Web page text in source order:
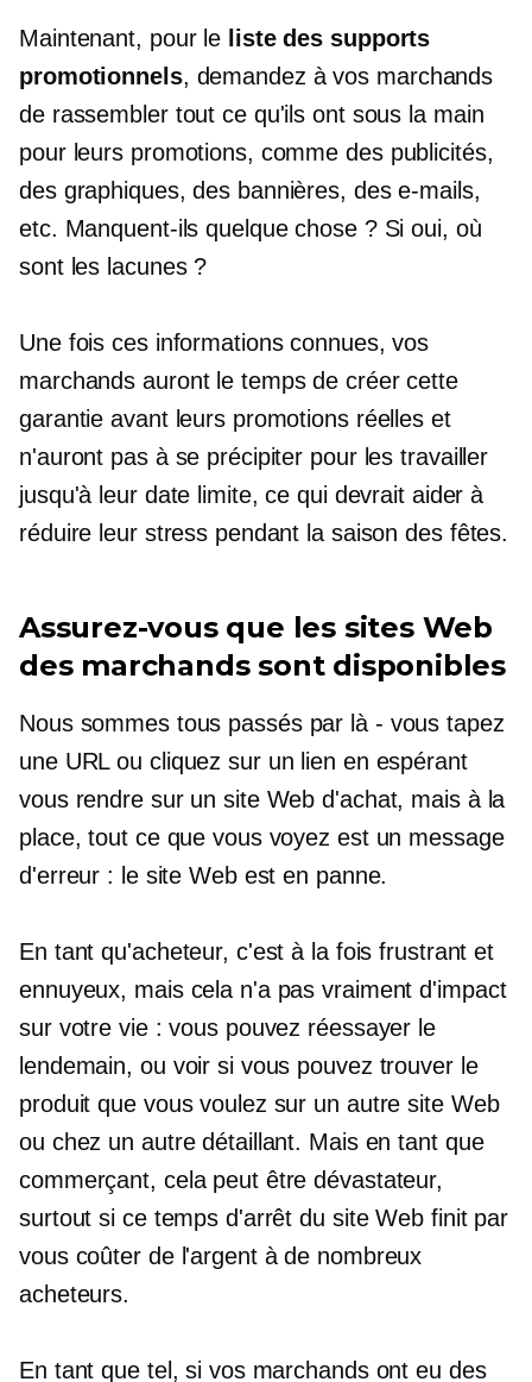
Maintenant, pour le liste des supports
promotionnels, demandez à vos marchands
de rassembler tout ce qu'ils ont sous la main
pour leurs promotions, comme des publicités,
des graphiques, des bannières, des e-mails,
etc. Manquent-ils quelque chose ? Si oui, où
sont les lacunes ?
Une fois ces informations connues, vos
marchands auront le temps de créer cette
garantie avant leurs promotions réelles et
n'auront pas à se précipiter pour les travailler
jusqu'à leur date limite, ce qui devrait aider à
réduire leur stress pendant la saison des fêtes.
Assurez-vous que les sites Web
des marchands sont disponibles
Nous sommes tous passés par là - vous tapez
une URL ou cliquez sur un lien en espérant
vous rendre sur un site Web d'achat, mais à la
place, tout ce que vous voyez est un message
d'erreur : le site Web est en panne.
En tant qu'acheteur, c'est à la fois frustrant et
ennuyeux, mais cela n'a pas vraiment d'impact
sur votre vie : vous pouvez réessayer le
lendemain, ou voir si vous pouvez trouver le
produit que vous voulez sur un autre site Web
ou chez un autre détaillant. Mais en tant que
commerçant, cela peut être dévastateur,
surtout si ce temps d'arrêt du site Web finit par
vous coûter de l'argent à de nombreux
acheteurs.
En tant que tel, si vos marchands ont eu des